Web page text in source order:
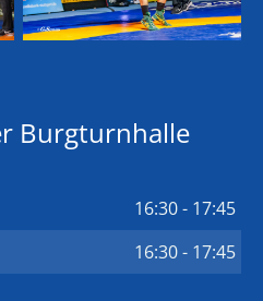
Burgturnhalle
16:30 - 17:45
16:30 - 17:45